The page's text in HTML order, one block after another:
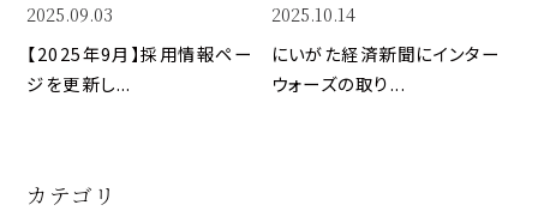
2025.09.03
【2025年9月】採用情報ペー
ジを更新し...
2025.10.14
にいがた経済新聞にインター
ウォーズの取り...
カテゴリ